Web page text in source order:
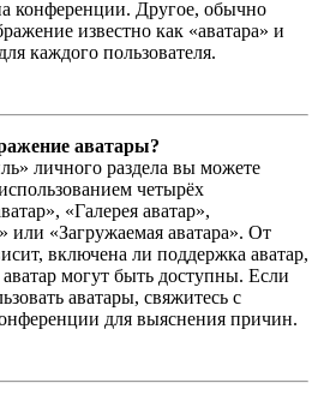
конференции. Другое, обычно
известно как «аватара» и
каждого пользователя.
аватары?
личного раздела вы можете
четырёх
«Галерея аватар»,
или «Загружаемая аватара». От
включена ли поддержка аватар,
могут быть доступны. Если
аватары, свяжитесь с
для выяснения причин.